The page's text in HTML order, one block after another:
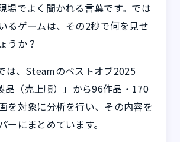
場でよく聞かれる言葉です。では
るゲームは、その2秒で何を見せ
うか？
は、Steamのベストオブ2025
品（売上順）」から96作品・170
を対象に分析を行い、その内容を
ーにまとめています。